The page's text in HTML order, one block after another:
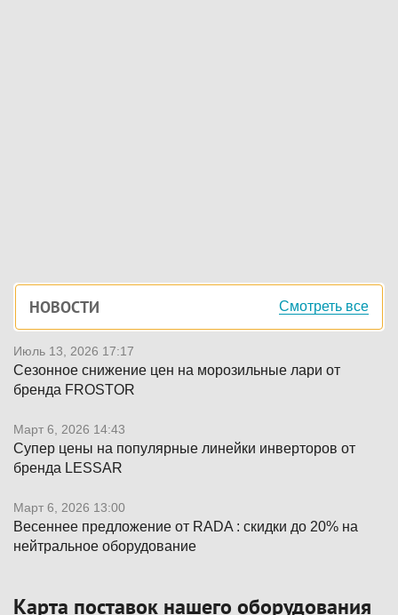
Боковая
панель
НОВОСТИ Смотреть все
Июль 13, 2026 17:17
Сезонное снижение цен на морозильные лари от
бренда FROSTOR
Март 6, 2026 14:43
Супер цены на популярные линейки инверторов от
бренда LESSAR
Март 6, 2026 13:00
Весеннее предложение от RADA : скидки до 20% на
нейтральное оборудование
Карта поставок нашего оборудования